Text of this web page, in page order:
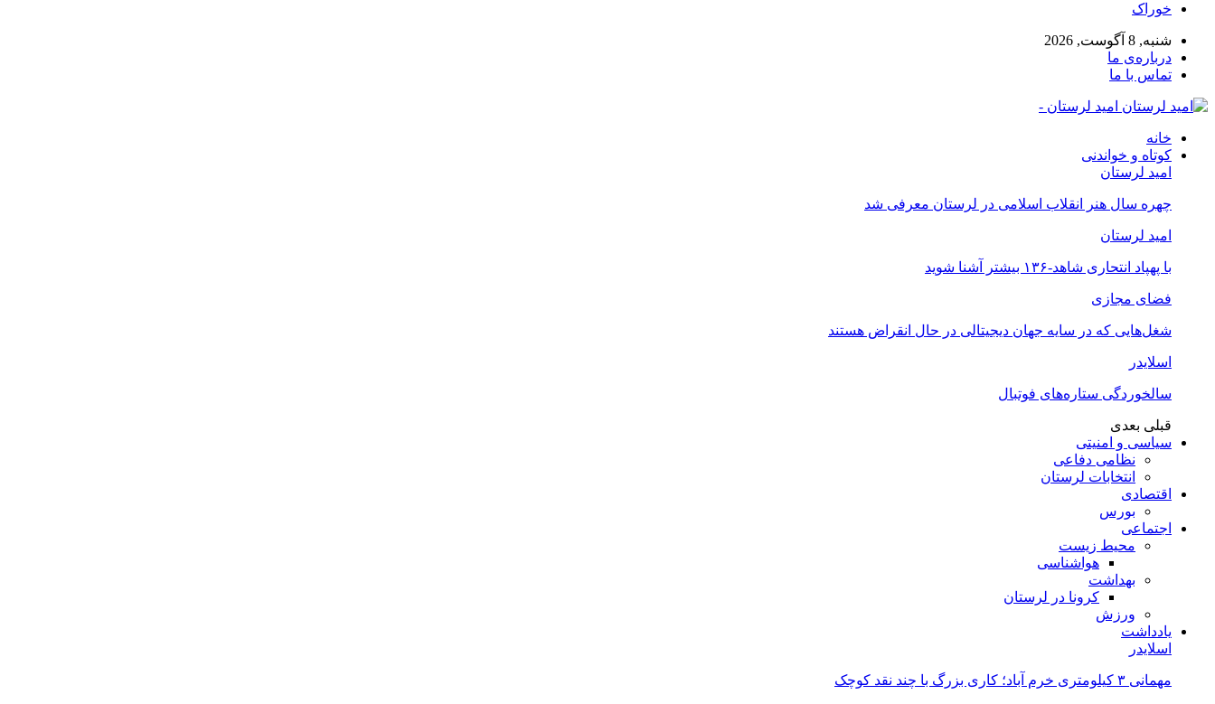
خوراک
شنبه, 8 آگوست, 2026
درباره‌ی ما
تماس با ما
امید لرستان -
خانه
کوتاه و خواندنی
امید لرستان
چهره سال هنر انقلاب اسلامی در لرستان معرفی شد
امید لرستان
با پهپاد انتحاری شاهد-۱۳۶ بیشتر آشنا شوید
فضای مجازی
شغل‌‌هایی که در سایه جهان دیجیتالی در حال انقراض هستند
اسلایدر
سالخوردگی ستاره‌های فوتبال
قبلی بعدی
سیاسی و امنیتی
نظامی دفاعی
انتخابات لرستان
اقتصادی
بورس
اجتماعی
محیط زیست
هواشناسی
بهداشت
کرونا در لرستان
ورزش
یادداشت
اسلایدر
مهمانی ۳ کیلومتری خرم آباد؛ کاری بزرگ با چند نقد کوچک